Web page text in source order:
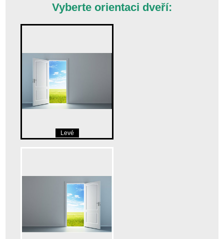
Vyberte orientaci dveří:
Levé